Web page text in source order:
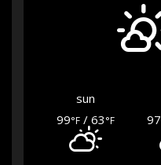
sun
99°F / 63°F 97